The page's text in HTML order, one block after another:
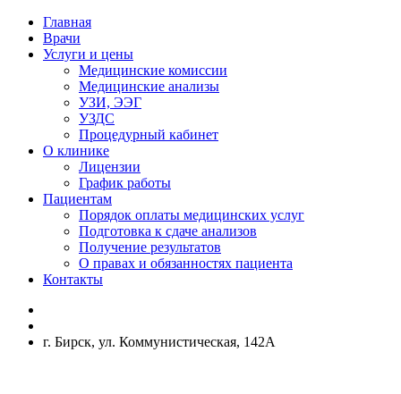
Главная
Врачи
Услуги и цены
Медицинские комиссии
Медицинские анализы
УЗИ, ЭЭГ
УЗДС
Процедурный кабинет
О клинике
Лицензии
График работы
Пациентам
Порядок оплаты медицинских услуг
Подготовка к сдаче анализов
Получение результатов
О правах и обязанностях пациента
Контакты
г. Бирск, ул. Коммунистическая, 142А